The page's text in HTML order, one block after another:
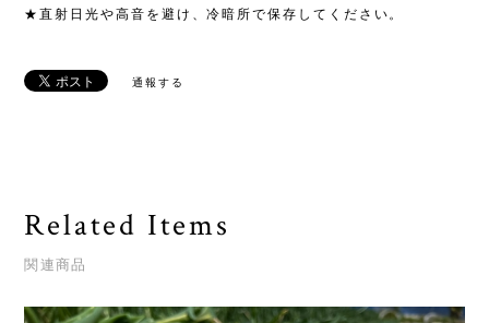
★直射日光や高音を避け、冷暗所で保存してください。
通報する
Related Items
関連商品